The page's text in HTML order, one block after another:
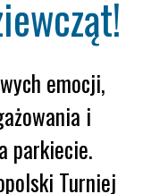
emocji,
i
parkiecie.
Turniej